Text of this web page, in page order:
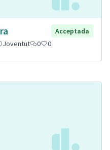
Acceptada
Joventut 0 0